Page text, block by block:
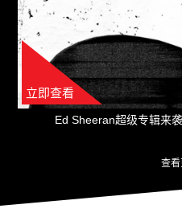
立即查看
Ed Sheeran超级专辑来
查